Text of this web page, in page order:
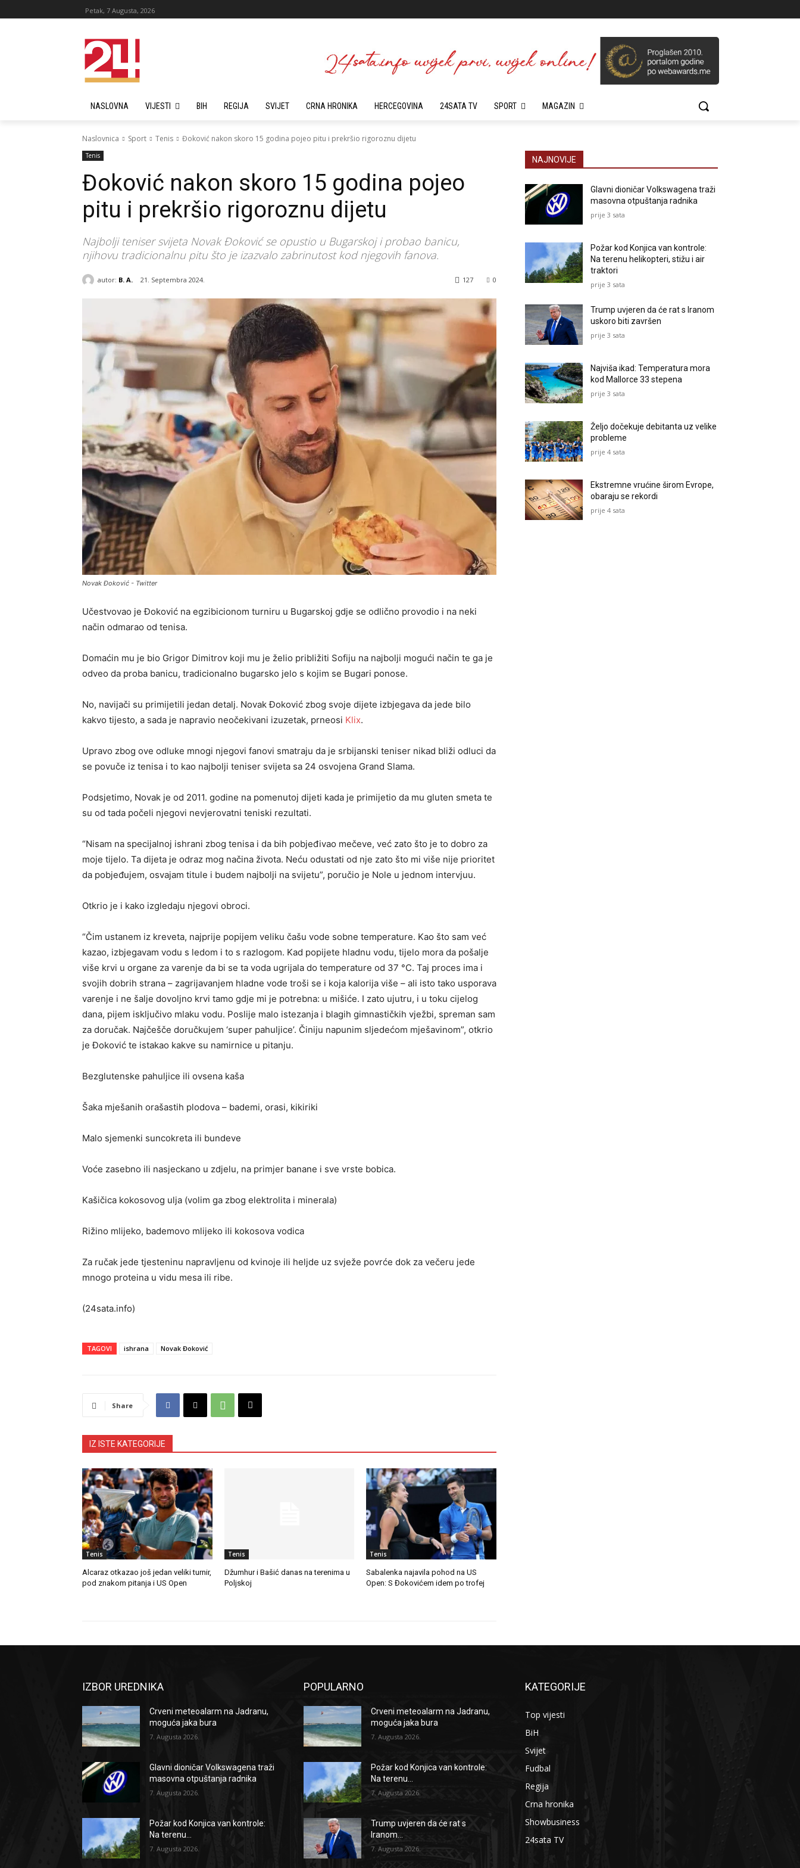
Petak, 7 Augusta, 2026
NASLOVNA VIJESTI BIH REGIJA SVIJET CRNA HRONIKA HERCEGOVINA 24SATA TV SPORT MAGAZIN
Naslovnica Sport Tenis Đoković nakon skoro 15 godina pojeo pitu i prekršio rigoroznu dijetu
Tenis
Đoković nakon skoro 15 godina pojeo
pitu i prekršio rigoroznu dijetu
Najbolji teniser svijeta Novak Đoković se opustio u Bugarskoj i probao banicu,
njihovu tradicionalnu pitu što je izazvalo zabrinutost kod njegovih fanova.
autor: B. A. 21. Septembra 2024. 0
127
Novak Đoković - Twitter
Učestvovao je Đoković na egzibicionom turniru u Bugarskoj gdje se odlično provodio i na neki
način odmarao od tenisa.
Domaćin mu je bio Grigor Dimitrov koji mu je želio približiti Sofiju na najbolji mogući način te ga je
odveo da proba banicu, tradicionalno bugarsko jelo s kojim se Bugari ponose.
No, navijači su primijetili jedan detalj. Novak Đoković zbog svoje dijete izbjegava da jede bilo
kakvo tijesto, a sada je napravio neočekivani izuzetak, prneosi Klix.
Upravo zbog ove odluke mnogi njegovi fanovi smatraju da je srbijanski teniser nikad bliži odluci da
se povuče iz tenisa i to kao najbolji teniser svijeta sa 24 osvojena Grand Slama.
Podsjetimo, Novak je od 2011. godine na pomenutoj dijeti kada je primijetio da mu gluten smeta te
su od tada počeli njegovi nevjerovatni teniski rezultati.
“Nisam na specijalnoj ishrani zbog tenisa i da bih pobjeđivao mečeve, već zato što je to dobro za
moje tijelo. Ta dijeta je odraz mog načina života. Neću odustati od nje zato što mi više nije prioritet
da pobjeđujem, osvajam titule i budem najbolji na svijetu”, poručio je Nole u jednom intervjuu.
Otkrio je i kako izgledaju njegovi obroci.
“Čim ustanem iz kreveta, najprije popijem veliku čašu vode sobne temperature. Kao što sam već
kazao, izbjegavam vodu s ledom i to s razlogom. Kad popijete hladnu vodu, tijelo mora da pošalje
više krvi u organe za varenje da bi se ta voda ugrijala do temperature od 37 °C. Taj proces ima i
svojih dobrih strana – zagrijavanjem hladne vode troši se i koja kalorija više – ali isto tako usporava
varenje i ne šalje dovoljno krvi tamo gdje mi je potrebna: u mišiće. I zato ujutru, i u toku cijelog
dana, pijem isključivo mlaku vodu. Poslije malo istezanja i blagih gimnastičkih vježbi, spreman sam
za doručak. Najčešče doručkujem ‘super pahuljice’. Činiju napunim sljedećom mješavinom”, otkrio
je Đoković te istakao kakve su namirnice u pitanju.
Bezglutenske pahuljice ili ovsena kaša
Šaka mješanih orašastih plodova – bademi, orasi, kikiriki
Malo sjemenki suncokreta ili bundeve
Voće zasebno ili nasjeckano u zdjelu, na primjer banane i sve vrste bobica.
Kašičica kokosovog ulja (volim ga zbog elektrolita i minerala)
Rižino mlijeko, bademovo mlijeko ili kokosova vodica
Za ručak jede tjesteninu napravljenu od kvinoje ili heljde uz svježe povrće dok za večeru jede
mnogo proteina u vidu mesa ili ribe.
(24sata.info)
TAGOVI ishrana Novak Đoković
Share
IZ ISTE KATEGORIJE
Tenis
Alcaraz otkazao još jedan veliki turnir,
pod znakom pitanja i US Open
Tenis
Džumhur i Bašić danas na terenima u
Poljskoj
Tenis
Sabalenka najavila pohod na US
Open: S Đokovićem idem po trofej
NAJNOVIJE
Glavni dioničar Volkswagena traži
masovna otpuštanja radnika
prije 3 sata
Požar kod Konjica van kontrole:
Na terenu helikopteri, stižu i air
traktori
prije 3 sata
Trump uvjeren da će rat s Iranom
uskoro biti završen
prije 3 sata
Najviša ikad: Temperatura mora
kod Mallorce 33 stepena
prije 3 sata
Željo dočekuje debitanta uz velike
probleme
prije 4 sata
Ekstremne vrućine širom Evrope,
obaraju se rekordi
prije 4 sata
IZBOR UREDNIKA
Crveni meteoalarm na Jadranu,
moguća jaka bura
7. Augusta 2026.
Glavni dioničar Volkswagena traži
masovna otpuštanja radnika
7. Augusta 2026.
Požar kod Konjica van kontrole:
Na terenu...
7. Augusta 2026.
POPULARNO
Crveni meteoalarm na Jadranu,
moguća jaka bura
7. Augusta 2026.
Požar kod Konjica van kontrole:
Na terenu...
7. Augusta 2026.
Trump uvjeren da će rat s
Iranom...
7. Augusta 2026.
KATEGORIJE
Top vijesti
BiH
Svijet
Fudbal
Regija
Crna hronika
Showbusiness
24sata TV